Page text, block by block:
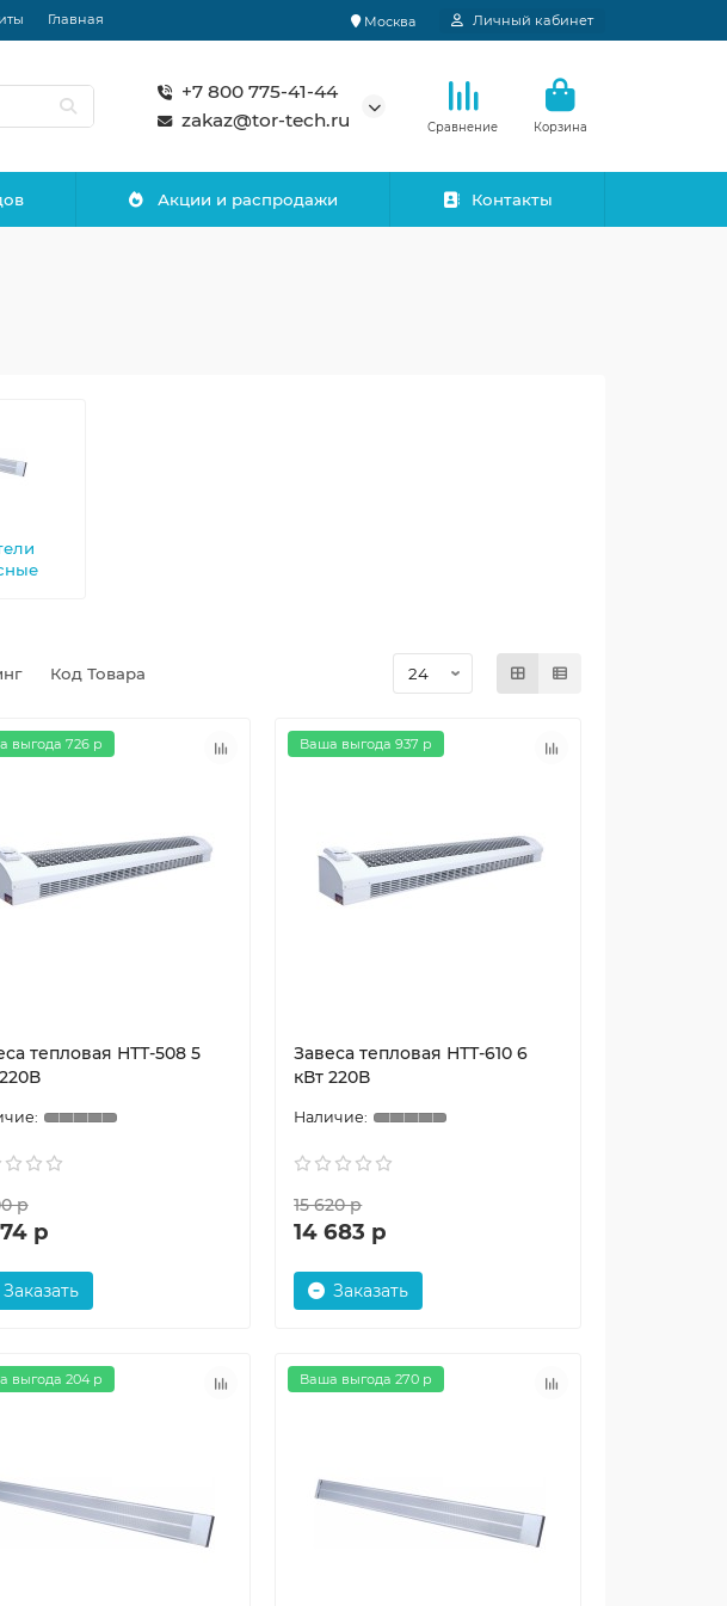
Главная Москва Личный кабинет
+7 800 775-41-44
zakaz@tor-tech.ru
Сравнение Корзина
Акции и распродажи Контакты
Код Товара
выгода 726 р
тепловая НТТ-508 5
р
р
Заказать
Ваша выгода 937 р
Завеса тепловая НТТ-610 6
кВт 220В
15 620 р
14 683 р
Заказать
выгода 204 р Ваша выгода 270 р